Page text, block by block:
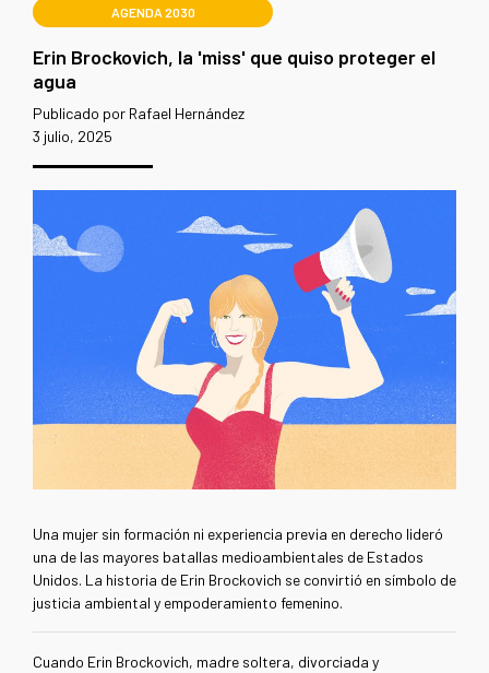
AGENDA 2030
Erin Brockovich, la 'miss' que quiso proteger el
agua
Publicado por Rafael Hernández
3 julio, 2025
Una mujer sin formación ni experiencia previa en derecho lideró
una de las mayores batallas medioambientales de Estados
Unidos. La historia de Erin Brockovich se convirtió en símbolo de
justicia ambiental y empoderamiento femenino.
Cuando Erin Brockovich, madre soltera, divorciada y